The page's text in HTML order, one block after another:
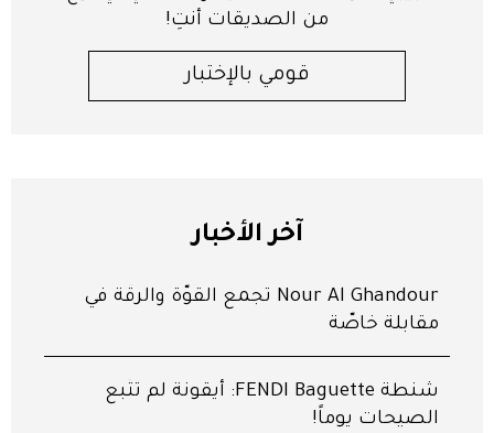
من الصديقات أنتِ!
قومي بالإختبار
آخر الأخبار
Nour Al Ghandour تجمع القوّة والرقّة في
مقابلة خاصّة
شنطة FENDI Baguette: أيقونة لم تتّبع
الصيحات يوماً!